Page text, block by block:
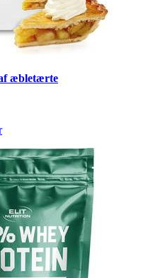
æbletærte